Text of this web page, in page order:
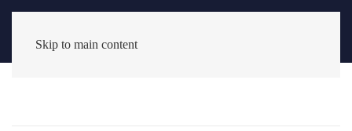
Skip to main content